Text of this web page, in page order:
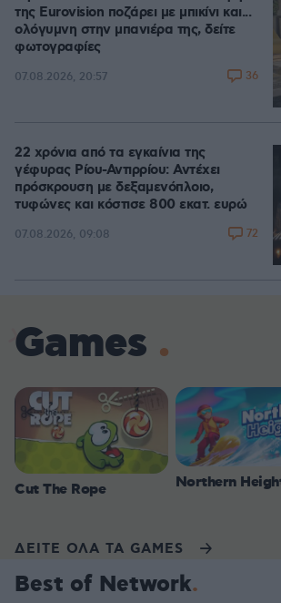
της Eurovision ποζάρει με μπικίνι και...
ολόγυμνη στην μπανιέρα της, δείτε
φωτογραφίες
07.08.2026, 20:57 36
22 χρόνια από τα εγκαίνια της
γέφυρας Ρίου-Αντιρρίου: Αντέχει
πρόσκρουση με δεξαμενόπλοιο,
τυφώνες και κόστισε 800 εκατ. ευρώ
07.08.2026, 09:08 72
Games
Cut The Rope Northern
ΔΕΙΤΕ ΟΛΑ ΤΑ GAMES
Best of Network